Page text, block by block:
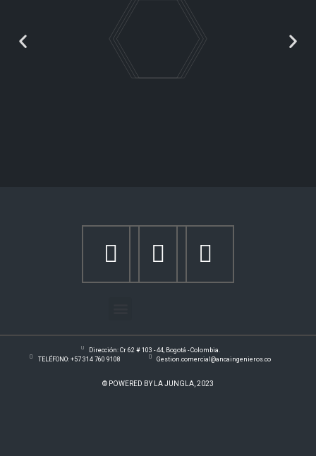
Dirección: Cr 62 # 103 - 44, Bogotá - Colombia.
TELÉFONO: +57 314 760 9108
Gestion.comercial@ancaingenieros.co
© POWERED BY LA JUNGLA, 2023